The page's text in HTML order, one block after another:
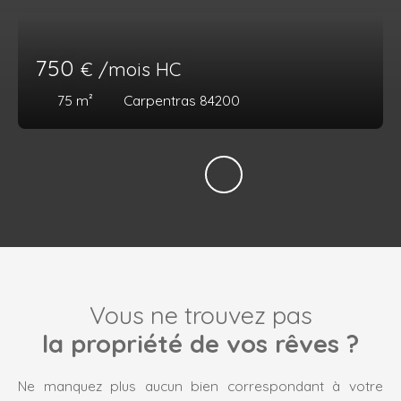
750 € /mois HC
75 m² Carpentras 84200
Vous ne trouvez pas
la propriété de vos rêves ?
Ne manquez plus aucun bien correspondant à votre